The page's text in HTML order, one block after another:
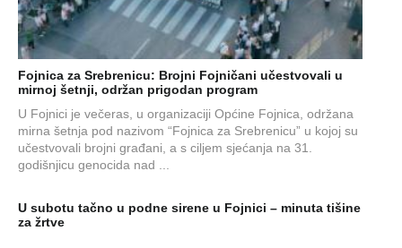
Fojnica za Srebrenicu: Brojni Fojničani učestvovali u
mirnoj šetnji, održan prigodan program
U Fojnici je večeras, u organizaciji Općine Fojnica, održana
mirna šetnja pod nazivom “Fojnica za Srebrenicu” u kojoj su
učestvovali brojni građani, a s ciljem sjećanja na 31.
godišnjicu genocida nad ...
U subotu tačno u podne sirene u Fojnici – minuta tišine
za žrtve